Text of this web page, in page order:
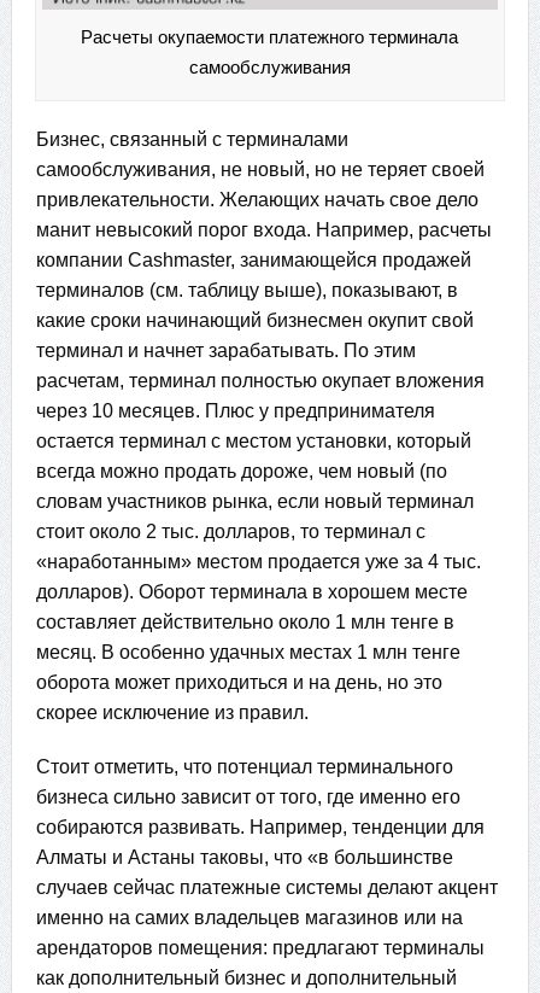
Расчеты окупаемости платежного терминала
самообслуживания
Бизнес, связанный с терминалами
самообслуживания, не новый, но не теряет своей
привлекательности. Желающих начать свое дело
манит невысокий порог входа. Например, расчеты
компании Cashmaster, занимающейся продажей
терминалов (см. таблицу выше), показывают, в
какие сроки начинающий бизнесмен окупит свой
терминал и начнет зарабатывать. По этим
расчетам, терминал полностью окупает вложения
через 10 месяцев. Плюс у предпринимателя
остается терминал с местом установки, который
всегда можно продать дороже, чем новый (по
словам участников рынка, если новый терминал
стоит около 2 тыс. долларов, то терминал с
«наработанным» местом продается уже за 4 тыс.
долларов). Оборот терминала в хорошем месте
составляет действительно около 1 млн тенге в
месяц. В особенно удачных местах 1 млн тенге
оборота может приходиться и на день, но это
скорее исключение из правил.
Стоит отметить, что потенциал терминального
бизнеса сильно зависит от того, где именно его
собираются развивать. Например, тенденции для
Алматы и Астаны таковы, что «в большинстве
случаев сейчас платежные системы делают акцент
именно на самих владельцев магазинов или на
арендаторов помещения: предлагают терминалы
как дополнительный бизнес и дополнительный